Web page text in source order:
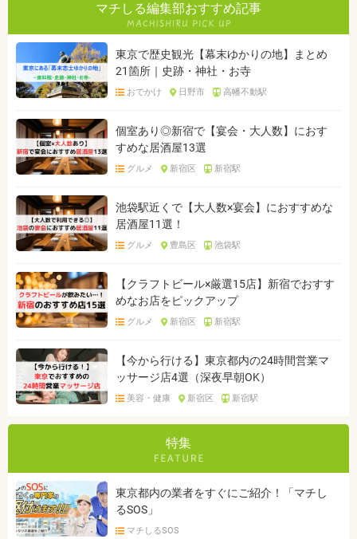
マチしる編集部おすすめ記事
東京で歴史観光【幕末ゆかりの地】まとめ
21箇所｜史跡・神社・お寺
おでかけ 日野市 高幡不動駅
個室あり◎新宿で【宴会・大人数】におす
すめな居酒屋13選
グルメ 新宿区 新宿駅
池袋駅近くで【大人数×宴会】におすすめな
居酒屋11選！
グルメ 豊島区 池袋駅
【クラフトビール×厳選15店】新宿でおすす
めなお店をピックアップ
グルメ 新宿区 新宿駅
【今から行ける】東京都内の24時間営業マ
ッサージ店4選（深夜早朝OK）
美容・健康 新宿区 新宿駅
特集
東京都内の業者をすぐにご紹介！「マチし
るSOS」
マチしるSOS